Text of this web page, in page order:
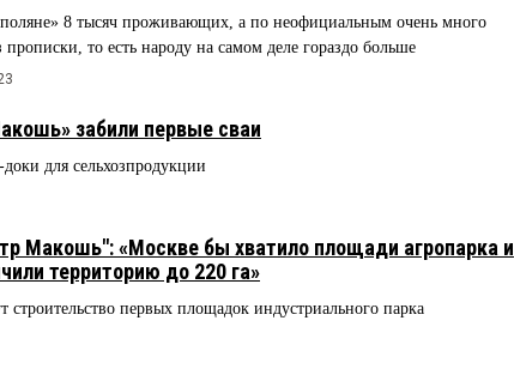
8 тысяч проживающих, а по неофициальным очень много
то есть народу на самом деле гораздо больше
забили первые сваи
для сельхозпродукции
Макошь": «Москве бы хватило площади агропарка и
территорию до 220 га»
первых площадок индустриального парка